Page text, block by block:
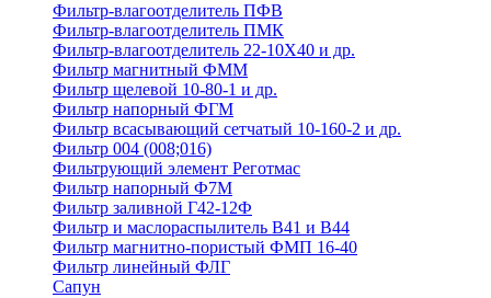
Фильтр-влагоотделитель ПФВ
Фильтр-влагоотделитель ПМК
Фильтр-влагоотделитель 22-10Х40 и др.
Фильтр магнитный ФММ
Фильтр щелевой 10-80-1 и др.
Фильтр напорный ФГМ
Фильтр всасывающий сетчатый 10-160-2 и др.
Фильтр 004 (008;016)
Фильтрующий элемент Реготмас
Фильтр напорный Ф7М
Фильтр заливной Г42-12Ф
Фильтр и маслораспылитель В41 и В44
Фильтр магнитно-пористый ФМП 16-40
Фильтр линейный ФЛГ
Сапун